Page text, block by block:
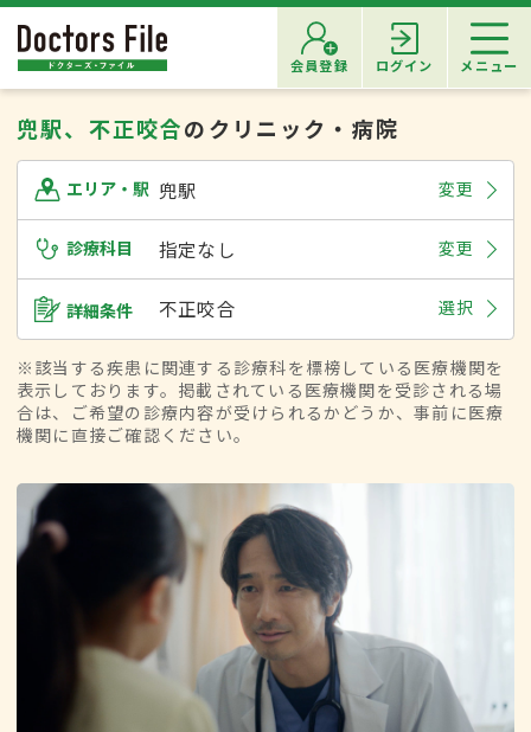
会員登録 ログイン メニュー
兜駅、不正咬合のクリニック・病院
エリア・駅 兜駅 変更
診療科目 指定なし 変更
詳細条件 不正咬合 選択
※該当する疾患に関連する診療科を標榜している医療機関を
表示しております。掲載されている医療機関を受診される場
合は、ご希望の診療内容が受けられるかどうか、事前に医療
機関に直接ご確認ください。